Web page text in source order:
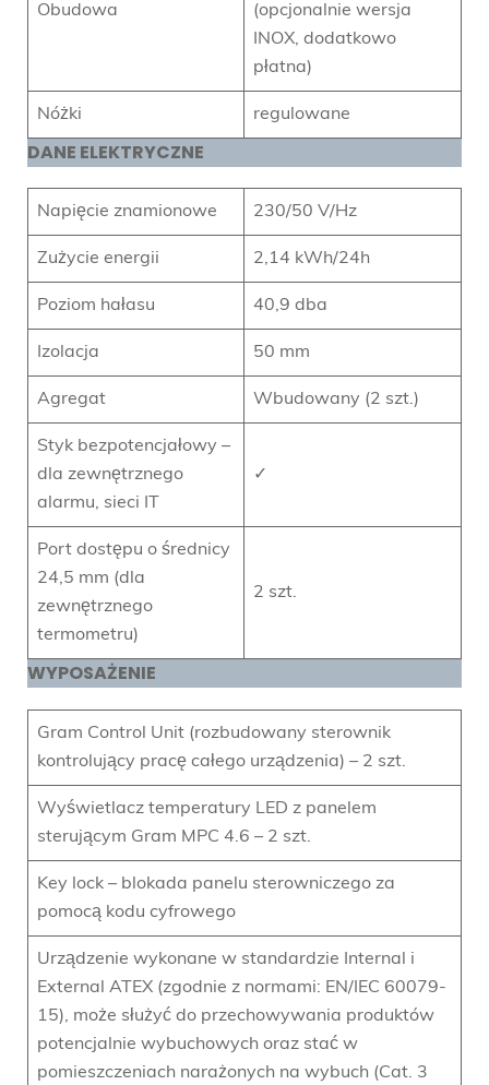
Obudowa
(opcjonalnie wersja
INOX, dodatkowo
płatna)
Nóżki regulowane
DANE ELEKTRYCZNE
Napięcie znamionowe 230/50 V/Hz
Zużycie energii 2,14 kWh/24h
Poziom hałasu 40,9 dba
Izolacja 50 mm
Agregat Wbudowany (2 szt.)
Styk bezpotencjałowy –
dla zewnętrznego
alarmu, sieci IT
✓
Port dostępu o średnicy
24,5 mm (dla
zewnętrznego
termometru)
2 szt.
WYPOSAŻENIE
Gram Control Unit (rozbudowany sterownik
kontrolujący pracę całego urządzenia) – 2 szt.
Wyświetlacz temperatury LED z panelem
sterującym Gram MPC 4.6 – 2 szt.
Key lock – blokada panelu sterowniczego za
pomocą kodu cyfrowego
Urządzenie wykonane w standardzie Internal i
External ATEX (zgodnie z normami: EN/IEC 60079-
15), może służyć do przechowywania produktów
potencjalnie wybuchowych oraz stać w
pomieszczeniach narażonych na wybuch (Cat. 3